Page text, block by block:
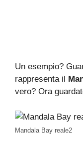
Un esempio?
rappresenta il
vero? Ora
Mandala Bay reale2